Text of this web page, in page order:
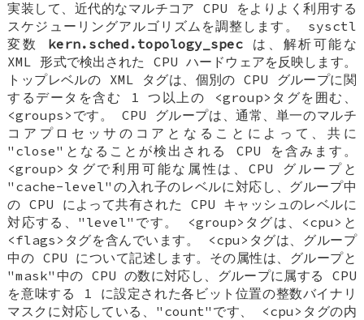
実装して、近代的なマルチコア CPU をよりよく利用する
スケジューリングアルゴリズムを調整します。 sysctl
変数 kern.sched.topology_specは、解析可能な
XML 形式で検出された CPU ハードウェアを反映します。
トップレベルの XML タグは、個別の CPU グループに関
するデータを含む 1 つ以上の <group>タグを囲む、
<groups>です。 CPU グループは、通常、単一のマルチ
コアプロセッサのコアとなることによって、共に
"close"となることが検出される CPU を含みます。
<group>タグで利用可能な属性は、CPU グループと
"cache-level"の入れ子のレベルに対応し、グループ中
の CPU によって共有された CPU キャッシュのレベルに
対応する、"level"です。 <group>タグは、<cpu>と
<flags>タグを含んでいます。 <cpu>タグは、グループ
中の CPU について記述します。その属性は、グループと
"mask"中の CPU の数に対応し、グループに属する CPU
を意味する 1 に設定された各ビット位置の整数バイナリ
マスクに対応している、"count"です、 <cpu>タグの内